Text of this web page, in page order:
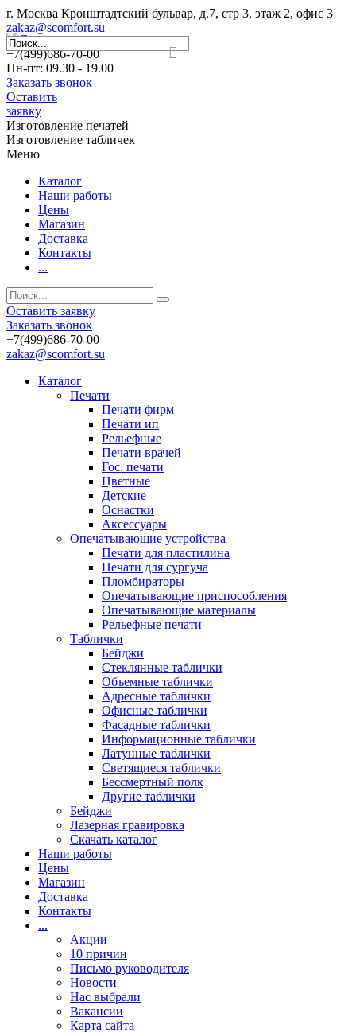
г. Москва Кронштадтский бульвар, д.7, стр 3, этаж 2, офис 3
zakaz@scomfort.su
+7(499)686-70-00
Пн-пт: 09.30 - 19.00
Заказать звонок
Оставить
заявку
Изготовление печатей
Изготовление табличек
Меню
Каталог
Наши работы
Цены
Магазин
Доставка
Контакты
...
Оставить заявку
Заказать звонок
+7(499)686-70-00
zakaz@scomfort.su
Каталог
Печати
Печати фирм
Печати ип
Рельефные
Печати врачей
Гос. печати
Цветные
Детские
Оснастки
Аксессуары
Опечатывающие устройства
Печати для пластилина
Печати для сургуча
Пломбираторы
Опечатывающие приспособления
Опечатывающие материалы
Рельефные печати
Таблички
Бейджи
Стеклянные таблички
Объемные таблички
Адресные таблички
Офисные таблички
Фасадные таблички
Информационные таблички
Латунные таблички
Светящиеся таблички
Бессмертный полк
Другие таблички
Бейджи
Лазерная гравировка
Скачать каталог
Наши работы
Цены
Магазин
Доставка
Контакты
...
Акции
10 причин
Письмо руководителя
Новости
Нас выбрали
Вакансии
Карта сайта